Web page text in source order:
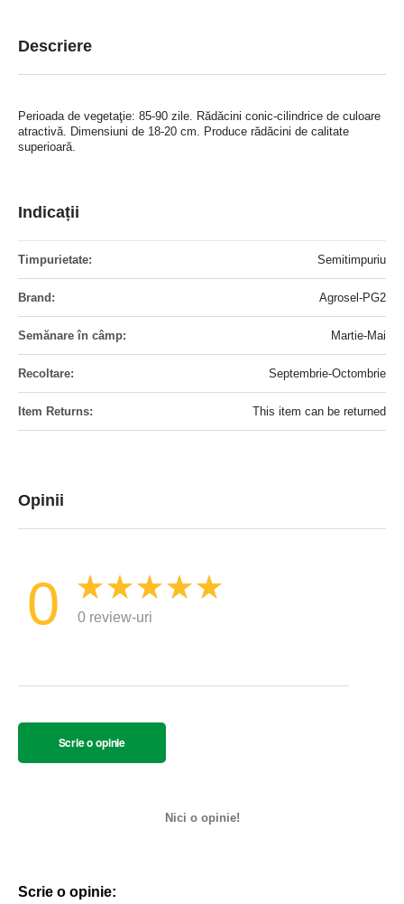
Descriere
Perioada de vegetaţie: 85-90 zile. Rădăcini conic-cilindrice de culoare
atractivă. Dimensiuni de 18-20 cm. Produce rădăcini de calitate
superioară.
Indicații
multe
Semitimpuriu
Agrosel-PG2
Martie-Mai
Septembrie-Octombrie
This item can be returned
Opinii
0 0 review-uri
Scrie o opinie
Nici o opinie!
Scrie o opinie: